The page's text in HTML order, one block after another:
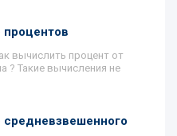
процентов
вычислить процент от
? Такие вычисления не
средневзвешенного